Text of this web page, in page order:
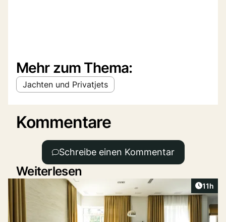
Mehr zum Thema:
Jachten und Privatjets
Kommentare
Schreibe einen Kommentar
Weiterlesen
11h